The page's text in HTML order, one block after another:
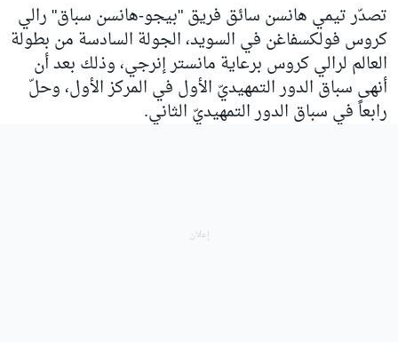
تصدّر تيمي هانسن سائق فريق "بيجو-هانسن سباق" رالي
كروس فولكسفاغن في السويد، الجولة السادسة من بطولة
العالم لرالي كروس برعاية مانستر إنرجي، وذلك بعد أن
أنهى سباق الدور التمهيديّ الأول في المركز الأول، وحلّ
رابعاً في سباق الدور التمهيديّ الثاني.